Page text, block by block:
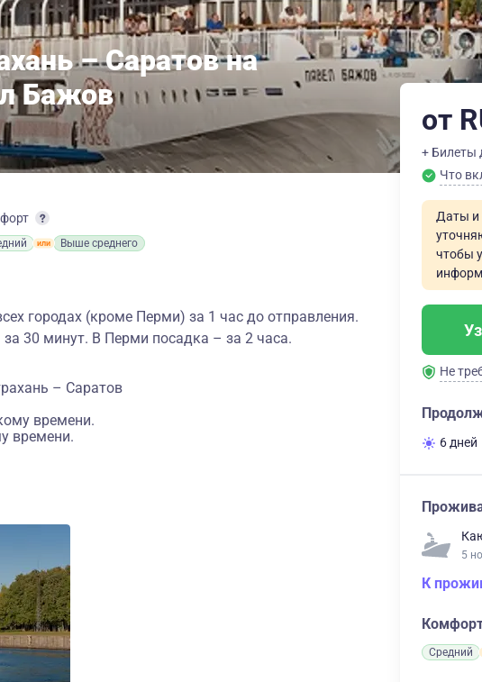
– Саратов на
Бажов
Выше среднего
городах (кроме Перми) за 1 час до отправления.
за 30 минут. В Перми посадка – за 2 часа.
– Саратов
времени.
времени.
от
+ Билеты
Что
Даты и
чтобы
Не
6 дней
5
К
Средний